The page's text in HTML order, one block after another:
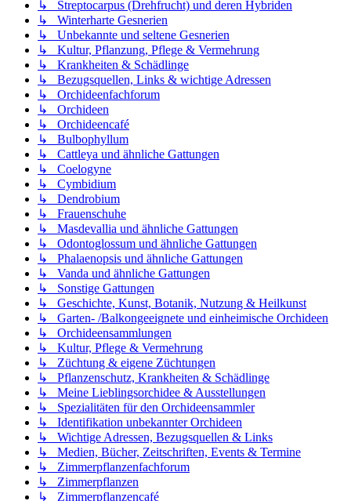
↳ Streptocarpus (Drehfrucht) und deren Hybriden
↳ Winterharte Gesnerien
↳ Unbekannte und seltene Gesnerien
↳ Kultur, Pflanzung, Pflege & Vermehrung
↳ Krankheiten & Schädlinge
↳ Bezugsquellen, Links & wichtige Adressen
↳ Orchideenfachforum
↳ Orchideen
↳ Orchideencafé
↳ Bulbophyllum
↳ Cattleya und ähnliche Gattungen
↳ Coelogyne
↳ Cymbidium
↳ Dendrobium
↳ Frauenschuhe
↳ Masdevallia und ähnliche Gattungen
↳ Odontoglossum und ähnliche Gattungen
↳ Phalaenopsis und ähnliche Gattungen
↳ Vanda und ähnliche Gattungen
↳ Sonstige Gattungen
↳ Geschichte, Kunst, Botanik, Nutzung & Heilkunst
↳ Garten- /Balkongeeignete und einheimische Orchideen
↳ Orchideensammlungen
↳ Kultur, Pflege & Vermehrung
↳ Züchtung & eigene Züchtungen
↳ Pflanzenschutz, Krankheiten & Schädlinge
↳ Meine Lieblingsorchidee & Ausstellungen
↳ Spezialitäten für den Orchideensammler
↳ Identifikation unbekannter Orchideen
↳ Wichtige Adressen, Bezugsquellen & Links
↳ Medien, Bücher, Zeitschriften, Events & Termine
↳ Zimmerpflanzenfachforum
↳ Zimmerpflanzen
↳ Zimmerpflanzencafé